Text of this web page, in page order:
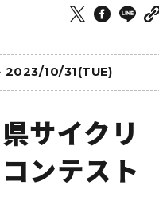
アート
2023/10/31(TUE)
サイクリ
ンテスト